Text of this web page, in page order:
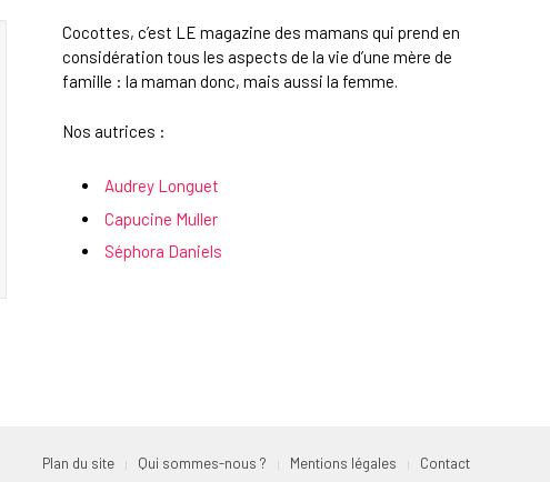
Cocottes, c’est LE magazine des mamans qui prend en
considération tous les aspects de la vie d’une mère de
famille : la maman donc, mais aussi la femme.
Nos autrices :
Audrey Longuet
Capucine Muller
Séphora Daniels
Plan du site Qui sommes-nous ? Mentions légales Contact